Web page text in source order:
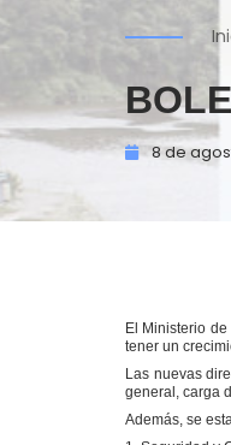
8 de
El Ministerio
tener un
Las nuevas
general, carga
Además, se